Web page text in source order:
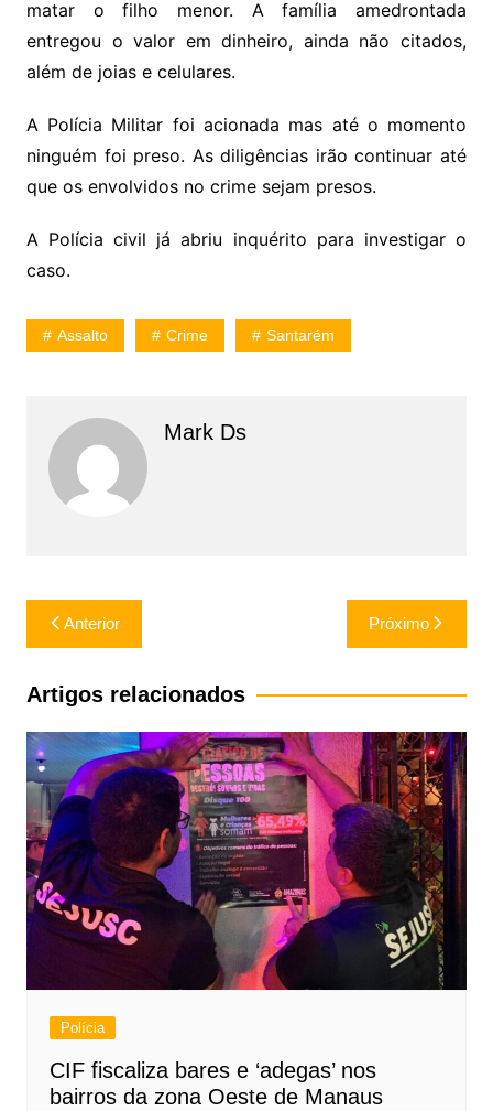
matar o filho menor. A família amedrontada
entregou o valor em dinheiro, ainda não citados,
além de joias e celulares.
A Polícia Militar foi acionada mas até o momento
ninguém foi preso. As diligências irão continuar até
que os envolvidos no crime sejam presos.
A Polícia civil já abriu inquérito para investigar o
caso.
Assalto Crime Santarém
Mark Ds
Navegação
de
Post
Anterior Próximo
Artigos relacionados
Polícia
CIF fiscaliza bares e ‘adegas’ nos
bairros da zona Oeste de Manaus